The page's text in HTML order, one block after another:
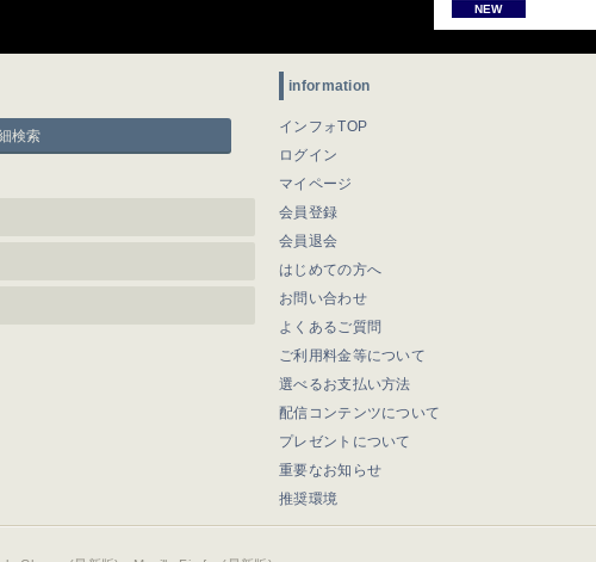
NEW
検索
information
インフォTOP
ログイン
マイページ
会員登録
会員退会
はじめての方へ
お問い合わせ
よくあるご質問
ご利用料金等について
選べるお支払い方法
配信コンテンツについて
プレゼントについて
重要なお知らせ
推奨環境